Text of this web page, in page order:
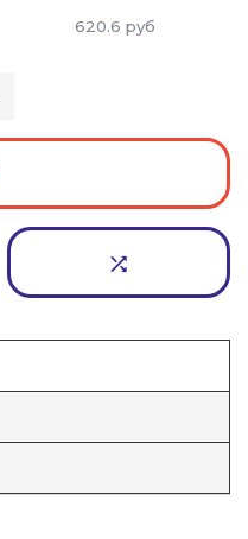
620.6 руб